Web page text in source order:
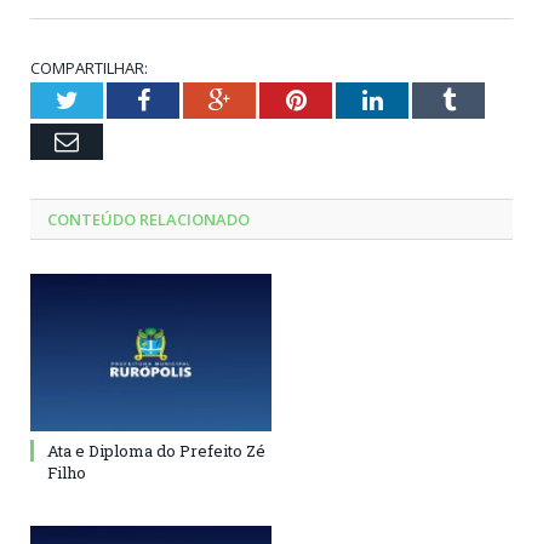
COMPARTILHAR:
TwitterFacebookGoogle+PinterestLinkedInTumblr
Email
CONTEÚDO RELACIONADO
Ata e Diploma do Prefeito Zé
Filho